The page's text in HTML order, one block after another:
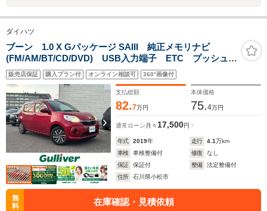
ダイハツ
ブーン 1.0 X Gパッケージ SAIII 純正メモリナビ
(FM/AM/BT/CD/DVD) USB入力端子 ETC プッシュス
タート 前方ドライブレコーダー スペアキー クリア
ランスソナー オートライト LEDヘッドライト 純正
フロアマット
販売店保証 購入プラン付 オンライン相談可 360°画像付
支払総額
82.7万円
本体価格
75.4万円
通常ローン 月々 17,500円
年式 2019年 走行 4.1万km
車検
車検整備付 修復
なし
保証
保証付 整備
法定整備付
住所
石川県小松市
無
料
在庫確認・見積依頼